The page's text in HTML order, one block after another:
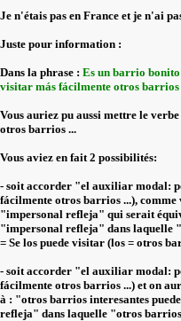
Je n'étais pas en France et je n'ai
Juste pour information :
Dans la phrase : Es un barrio bonito
visitar más fácilmente otros barrios
Vous auriez pu aussi mettre le
otros barrios ...
Vous aviez en fait 2 possibilités:
- soit accorder "el auxiliar modal:
fácilmente otros barrios ...), comme
"impersonal refleja" qui serait
"impersonal refleja" dans laquelle
= Se los puede visitar (los = otros
- soit accorder "el auxiliar modal:
fácilmente otros barrios ...) et on
à : "otros barrios interesantes
refleja" dans laquelle "otros